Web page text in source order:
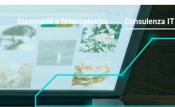
Stampanti e fotocopiatrici Consulenza IT